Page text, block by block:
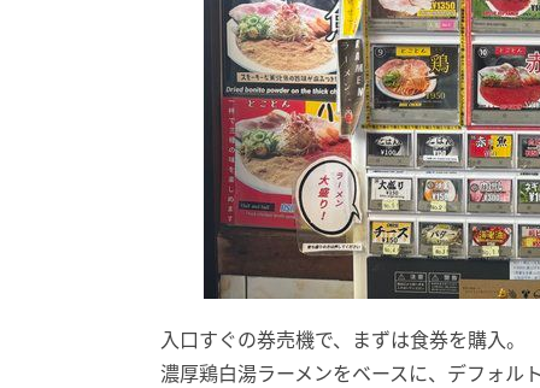
入口すぐの券売機で、まずは食券を購入。
濃厚鶏白湯ラーメンをベースに、デフォル